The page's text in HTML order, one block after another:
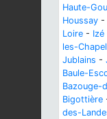
Haute-
Houssay -
Loire - Izé
les-
Jublains -
Baule-
Bazouge-
Bigottière
des-